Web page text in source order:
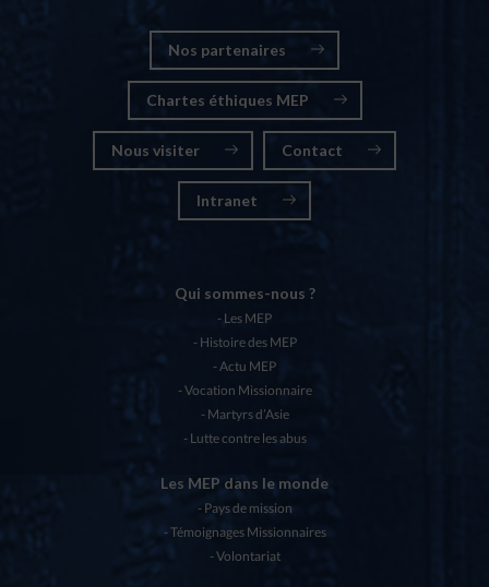
Nos partenaires
Chartes éthiques MEP
Nous visiter Contact
Intranet
Qui sommes-nous ?
Les MEP
Histoire des MEP
Actu MEP
Vocation Missionnaire
Martyrs d’Asie
Lutte contre les abus
Les MEP dans le monde
Pays de mission
Témoignages Missionnaires
Volontariat